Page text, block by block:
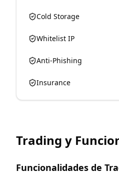
Cold Storage
Whitelist IP
Anti-Phishing
Insurance
Trading y
Funcionalidades de